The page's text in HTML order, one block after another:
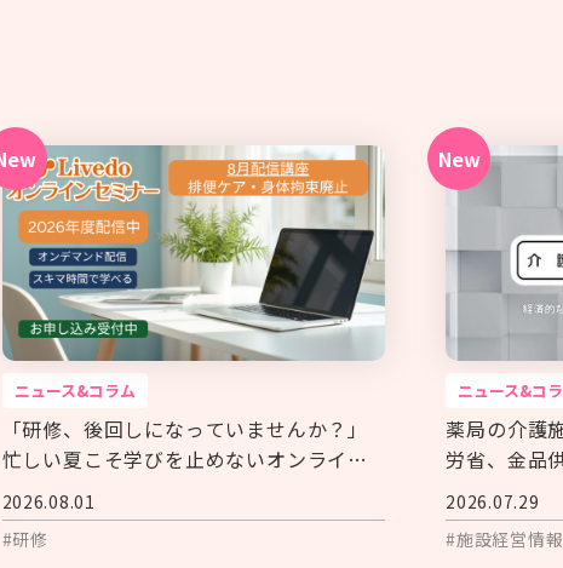
ニュース&コラム
「研修、後回しになっていませんか？」
忙しい夏こそ学びを止めないオンライン
セミナー
2026.08.01
#研修
ニュース&コ
薬局の介護
労省、金品
確化
2026.07.29
#施設経営情報